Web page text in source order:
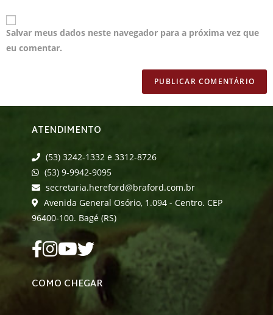
Salvar meus dados neste navegador para a próxima vez que
eu comentar.
ATENDIMENTO
(53) 3242-1332 e 3312-8726
(53) 9-9942-9095
secretaria.hereford@braford.com.br
Avenida General Osório, 1.094 - Centro. CEP
96400-100. Bagé (RS)
COMO CHEGAR